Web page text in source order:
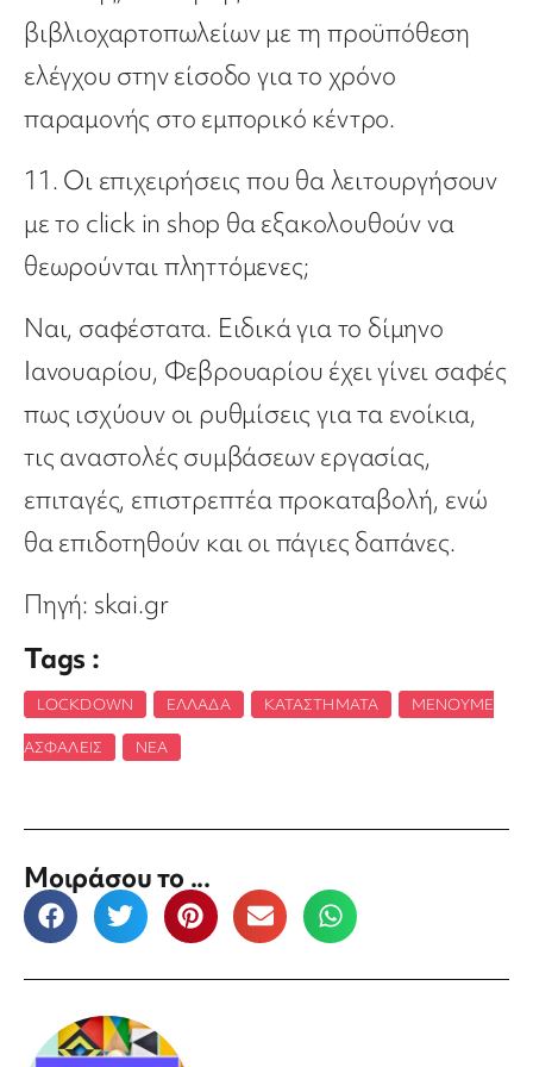
βιβλιοχαρτοπωλείων με τη προϋπόθεση
ελέγχου στην είσοδο για το χρόνο
παραμονής στο εμπορικό κέντρο.
11. Οι επιχειρήσεις που θα λειτουργήσουν
με το click in shop θα εξακολουθούν να
θεωρούνται πληττόμενες;
Ναι, σαφέστατα. Ειδικά για το δίμηνο
Ιανουαρίου, Φεβρουαρίου έχει γίνει σαφές
πως ισχύουν οι ρυθμίσεις για τα ενοίκια,
τις αναστολές συμβάσεων εργασίας,
επιταγές, επιστρεπτέα προκαταβολή, ενώ
θα επιδοτηθούν και οι πάγιες δαπάνες.
Πηγή: skai.gr
Tags :
LOCKDOWN ΕΛΛΆΔΑ ΚΑΤΑΣΤΉΜΑΤΑ ΜΈΝΟΥΜΕ
ΑΣΦΑΛΕΊΣ ΝΈΑ
Μοιράσου το ...